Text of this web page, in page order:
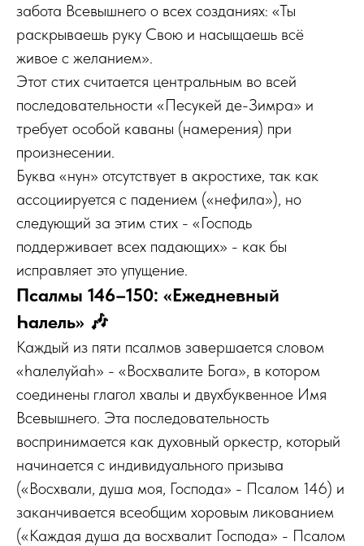
забота Всевышнего о всех созданиях: «Ты
раскрываешь руку Свою и насыщаешь всё
живое с желанием».
Этот стих считается центральным во всей
последовательности «Песукей де-Зимра» и
требует особой каваны (намерения) при
произнесении.
Буква «нун» отсутствует в акростихе, так как
ассоциируется с падением («нефила»), но
следующий за этим стих - «Господь
поддерживает всех падающих» - как бы
исправляет это упущение.
Псалмы 146–150: «Ежедневный
Һалель» 🎶
Каждый из пяти псалмов завершается словом
«һалелуйаh» - «Восхвалите Бога», в котором
соединены глагол хвалы и двухбуквенное Имя
Всевышнего. Эта последовательность
воспринимается как духовный оркестр, который
начинается с индивидуального призыва
(«Восхвали, душа моя, Господа» - Псалом 146) и
заканчивается всеобщим хоровым ликованием
(«Каждая душа да восхвалит Господа» - Псалом